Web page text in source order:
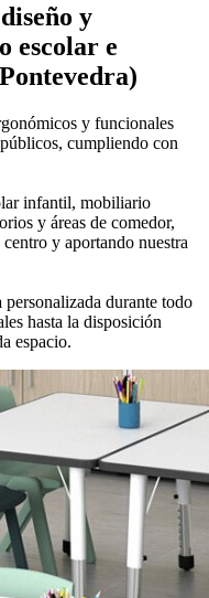
diseño y
escolar e
y funcionales
cumpliendo con
infantil, mobiliario
y áreas de comedor,
y aportando nuestra
personalizada durante todo
hasta la disposición
espacio.